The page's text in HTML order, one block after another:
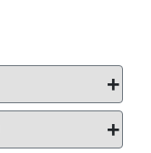
+
+